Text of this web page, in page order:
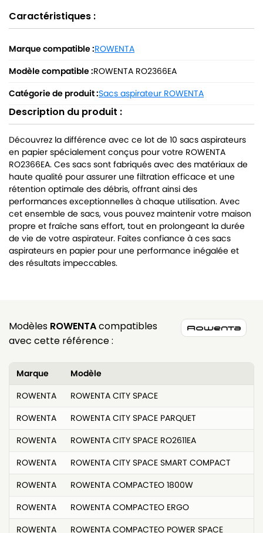
Caractéristiques :
Marque compatible :ROWENTA
Modèle compatible :ROWENTA RO2366EA
Catégorie de produit :Sacs aspirateur ROWENTA
Description du produit :
Découvrez la différence avec ce lot de 10 sacs aspirateurs
en papier spécialement conçus pour votre ROWENTA
RO2366EA. Ces sacs sont fabriqués avec des matériaux de
haute qualité pour assurer une filtration efficace et une
rétention optimale des débris, offrant ainsi des
performances exceptionnelles à chaque utilisation. Avec
cet ensemble de sacs, vous pouvez maintenir votre maison
propre et fraîche sans effort, tout en prolongeant la durée
de vie de votre aspirateur. Faites confiance à ces sacs
aspirateurs en papier pour une performance inégalée et
des résultats impeccables.
Modèles ROWENTAcompatibles
avec cette référence :
Marque
Modèle
ROWENTA
ROWENTA CITY SPACE
ROWENTA
ROWENTA CITY SPACE PARQUET
ROWENTA
ROWENTA CITY SPACE RO2611EA
ROWENTA
ROWENTA CITY SPACE SMART COMPACT
ROWENTA
ROWENTA COMPACTEO 1800W
ROWENTA
ROWENTA COMPACTEO ERGO
ROWENTA
ROWENTA COMPACTEO POWER SPACE